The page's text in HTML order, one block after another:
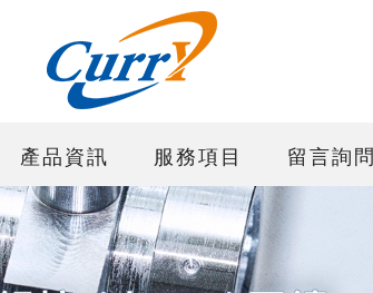
產品資訊 服務項目 留言詢問